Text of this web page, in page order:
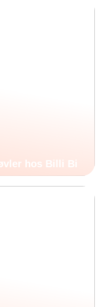
hos Billi Bi